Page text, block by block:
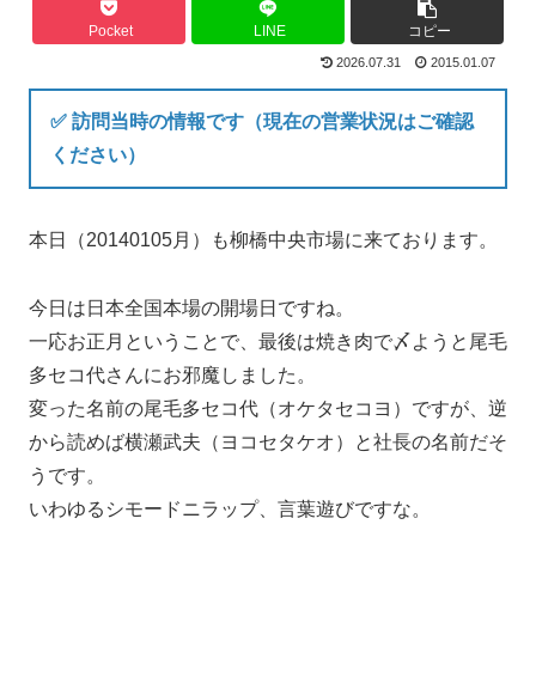
Pocket LINE コピー
2026.07.31 2015.01.07
✅ 訪問当時の情報です（現在の営業状況はご確認
ください）
本日（20140105月）も柳橋中央市場に来ております。
今日は日本全国本場の開場日ですね。
一応お正月ということで、最後は焼き肉で〆ようと尾毛
多セコ代さんにお邪魔しました。
変った名前の尾毛多セコ代（オケタセコヨ）ですが、逆
から読めば横瀬武夫（ヨコセタケオ）と社長の名前だそ
うです。
いわゆるシモードニラップ、言葉遊びですな。